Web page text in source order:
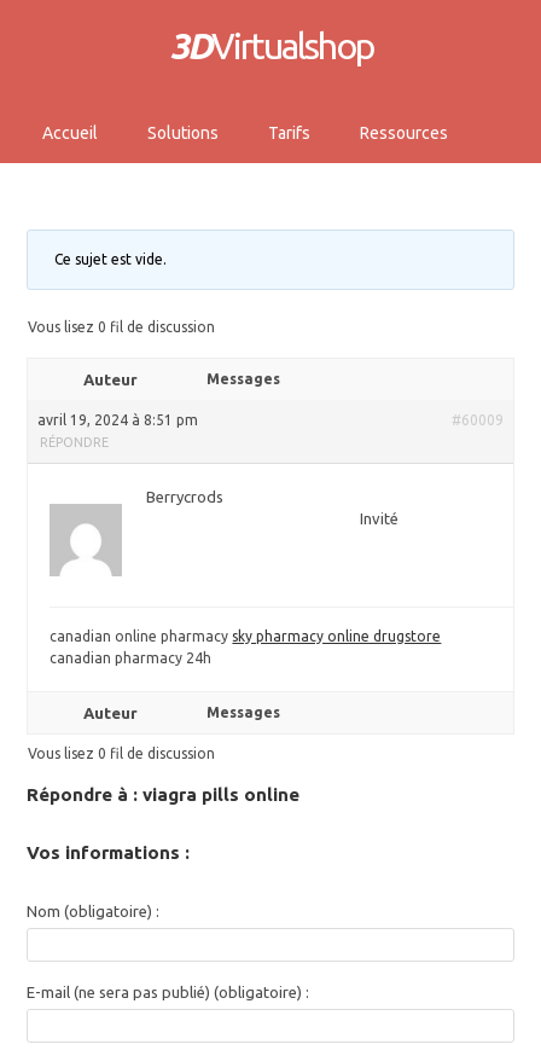
3DVirtualshop
Accueil Solutions Tarifs Ressources
Ce sujet est vide.
Vous lisez 0 fil de discussion
Auteur Messages
avril 19, 2024 à 8:51 pm #60009
RÉPONDRE
Berrycrods
Invité
canadian online pharmacy sky pharmacy online drugstore
canadian pharmacy 24h
Auteur Messages
Vous lisez 0 fil de discussion
Répondre à : viagra pills online
Vos informations :
Nom (obligatoire) :
E-mail (ne sera pas publié) (obligatoire) :